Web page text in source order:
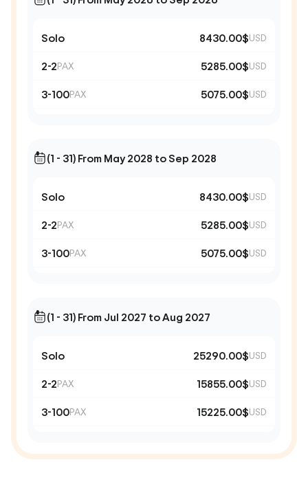
Solo 8430.00$USD
2-2PAX 5285.00$USD
3-100PAX 5075.00$USD
(1 - 31) From May 2028 to Sep 2028
Solo 8430.00$USD
2-2PAX 5285.00$USD
3-100PAX 5075.00$USD
(1 - 31) From Jul 2027 to Aug 2027
Solo 25290.00$USD
2-2PAX 15855.00$USD
3-100PAX 15225.00$USD